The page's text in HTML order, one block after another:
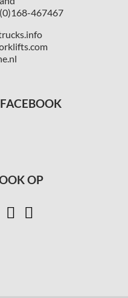
467467
OP